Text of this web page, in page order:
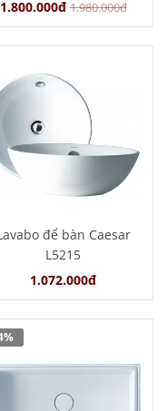
1.800.000đ 1.980.000đ
để bàn Caesar
L5215
1.072.000đ